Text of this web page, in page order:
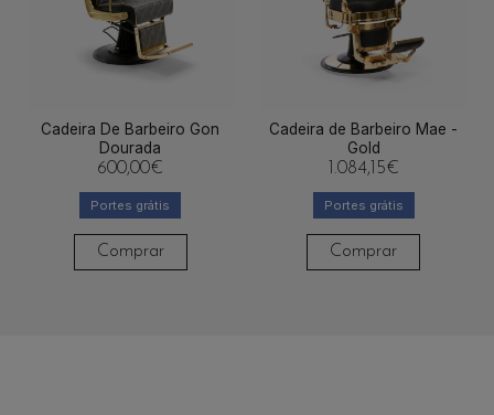
Cadeira De Barbeiro Gon
Dourada
600,00€
Portes grátis
Comprar
Cadeira de Barbeiro Mae -
Gold
1.084,15€
Portes grátis
Comprar